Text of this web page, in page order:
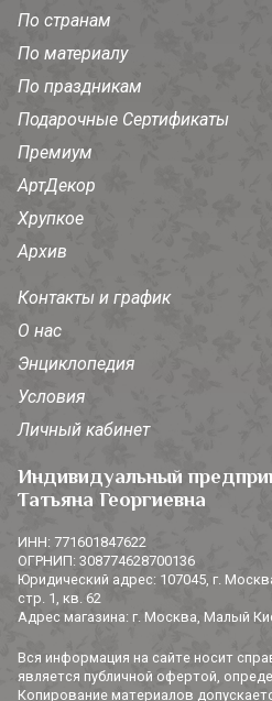
По странам
По материалу
По праздникам
Подарочные Сертификаты
Премиум
АртДекор
Хрупкое
Архив
Контакты и график
О нас
Энциклопедия
Условия
Личный кабинет
Индивидуальный
Татьяна Георгиевна
ИНН: 771601847622
ОГРНИП: 308774628700136
Юридический адрес: 107045, г.
стр. 1, кв. 62
Адрес магазина: г. Москва, Малый
Вся информация на сайте носит
является публичной офертой,
Копирование материалов